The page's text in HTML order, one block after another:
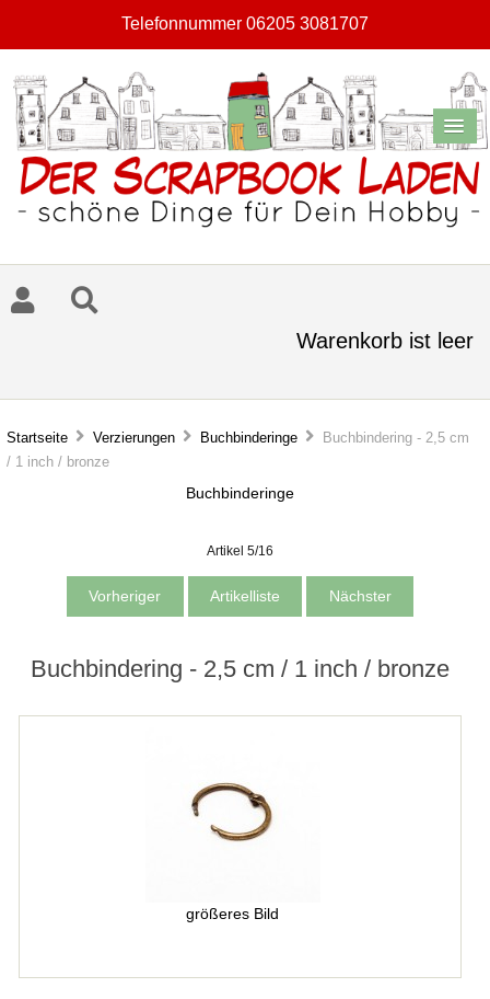
Telefonnummer 06205 3081707
Warenkorb ist leer
Startseite Verzierungen Buchbinderinge
Buchbindering - 2,5 cm
/ 1 inch / bronze
Buchbinderinge
Artikel 5/16
Vorheriger Artikelliste Nächster
Buchbindering - 2,5 cm / 1 inch / bronze
größeres Bild